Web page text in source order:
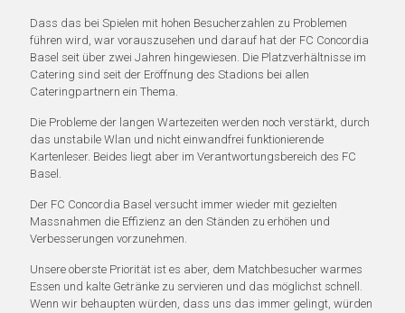
Dass das bei Spielen mit hohen Besucherzahlen zu Problemen
führen wird, war vorauszusehen und darauf hat der FC Concordia
Basel seit über zwei Jahren hingewiesen. Die Platzverhältnisse im
Catering sind seit der Eröffnung des Stadions bei allen
Cateringpartnern ein Thema.
Die Probleme der langen Wartezeiten werden noch verstärkt, durch
das unstabile Wlan und nicht einwandfrei funktionierende
Kartenleser. Beides liegt aber im Verantwortungsbereich des FC
Basel.
Der FC Concordia Basel versucht immer wieder mit gezielten
Massnahmen die Effizienz an den Ständen zu erhöhen und
Verbesserungen vorzunehmen.
Unsere oberste Priorität ist es aber, dem Matchbesucher warmes
Essen und kalte Getränke zu servieren und das möglichst schnell.
Wenn wir behaupten würden, dass uns das immer gelingt, würden